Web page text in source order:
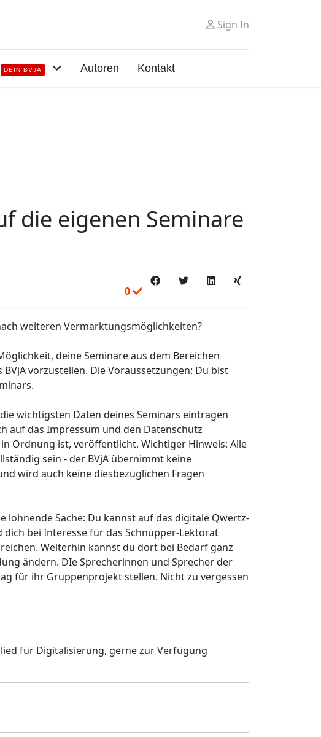
Sign In
DEIN BVJA Autoren Kontakt
die eigenen Seminare
0
weiteren Vermarktungsmöglichkeiten?
deine Seminare aus dem Bereichen
vorzustellen. Die Voraussetzungen: Du bist
wichtigsten Daten deines Seminars eintragen
auf das Impressum und den Datenschutz
Ordnung ist, veröffentlicht. Wichtiger Hinweis: Alle
sein - der BVjA übernimmt keine
wird auch keine diesbezüglichen Fragen
lohnende Sache: Du kannst auf das digitale Qwertz-
dich bei Interesse für das Schnupper-Lektorat
Weiterhin kannst du dort bei Bedarf ganz
ändern. DIe Sprecherinnen und Sprecher der
für ihr Gruppenprojekt stellen. Nicht zu vergessen
für Digitalisierung, gerne zur Verfügung